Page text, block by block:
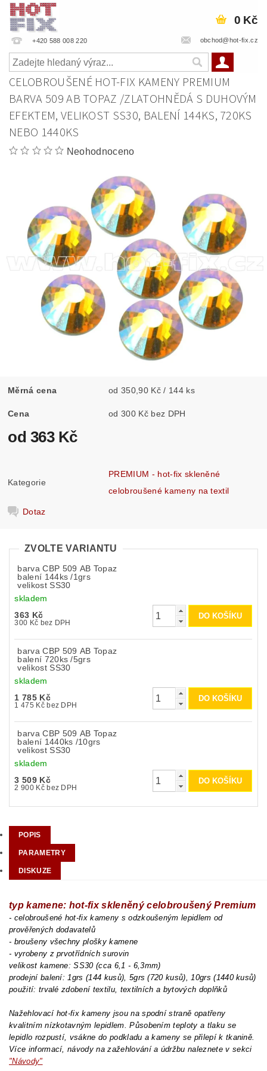
+420 588 008 220 obchod@hot-fix.cz
0 Kč
CELOBROUŠENÉ HOT-FIX KAMENY PREMIUM
BARVA 509 AB TOPAZ /ZLATOHNĚDÁ S DUHOVÝM
EFEKTEM, VELIKOST SS30, BALENÍ 144KS, 720KS
NEBO 1440KS
Neohodnoceno
Měrná cena od 350,90 Kč / 144 ks
Cena od 300 Kč bez DPH
od 363 Kč
Kategorie
PREMIUM - hot-fix skleněné
celobroušené kameny na textil
Dotaz
ZVOLTE VARIANTU
barva CBP 509 AB Topaz
balení 144ks /1grs
velikost SS30
skladem
363 Kč
300 Kč bez DPH
barva CBP 509 AB Topaz
balení 720ks /5grs
velikost SS30
skladem
1 785 Kč
1 475 Kč bez DPH
barva CBP 509 AB Topaz
balení 1440ks /10grs
velikost SS30
skladem
3 509 Kč
2 900 Kč bez DPH
POPIS
PARAMETRY
DISKUZE
typ kamene: hot-fix skleněný celobroušený Premium
- celobroušené hot-fix kameny s odzkoušeným lepidlem od
prověřených dodavatelů
- broušeny všechny plošky kamene
- vyrobeny z prvotřídních surovin
velikost kamene: SS30 (cca 6,1 - 6,3mm)
prodejní balení: 1grs (144 kusů), 5grs (720 kusů), 10grs (1440 kusů)
použití: trvalé zdobení textilu, textilních a bytových doplňků
Nažehlovací hot-fix kameny jsou na spodní straně opatřeny
kvalitním nízkotavným lepidlem. Působením teploty a tlaku se
lepidlo rozpustí, vsákne do podkladu a kameny se přilepí k tkanině.
Více informací, návody na zažehlování a údržbu naleznete v sekci
"Návody"